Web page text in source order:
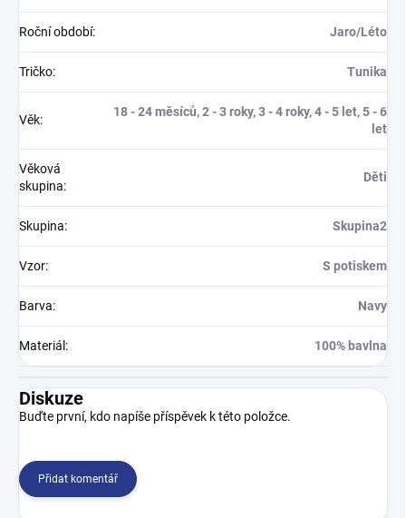
Roční období: Jaro/Léto
Tričko: Tunika
Věk:
18 - 24 měsíců, 2 - 3 roky, 3 - 4 roky, 4 - 5 let, 5 - 6
let
Věková
skupina:
Děti
Skupina: Skupina2
Vzor: S potiskem
Barva: Navy
Materiál : 100% bavlna
Diskuze
Buďte první, kdo napíše příspěvek k této položce.
Přidat komentář